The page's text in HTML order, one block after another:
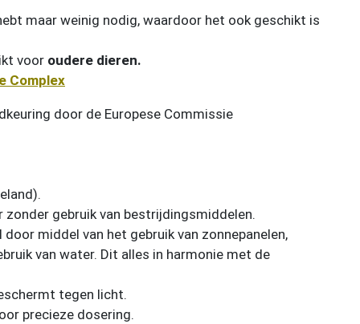
maar weinig nodig, waardoor het ook geschikt is
voor oudere dieren.
Complex
door de Europese Commissie
gebruik van bestrijdingsmiddelen.
middel van het gebruik van zonnepanelen,
van water. Dit alles in harmonie met de
tegen licht.
precieze dosering.